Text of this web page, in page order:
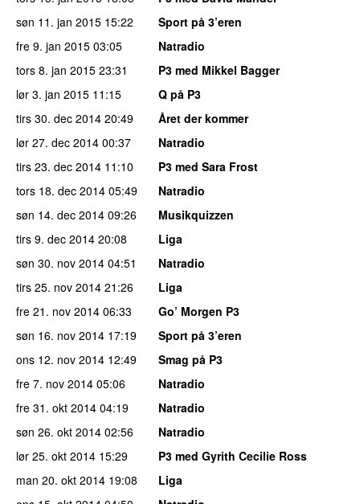
søn 11. jan 2015 15:22
Sport på 3’eren
fre 9. jan 2015 03:05
Natradio
tors 8. jan 2015 23:31
P3 med Mikkel Bagger
lør 3. jan 2015 11:15
Q på P3
tirs 30. dec 2014 20:49
Året der kommer
lør 27. dec 2014 00:37
Natradio
tirs 23. dec 2014 11:10
P3 med Sara Frost
tors 18. dec 2014 05:49
Natradio
søn 14. dec 2014 09:26
Musikquizzen
tirs 9. dec 2014 20:08
Liga
søn 30. nov 2014 04:51
Natradio
tirs 25. nov 2014 21:26
Liga
fre 21. nov 2014 06:33
Go’ Morgen P3
søn 16. nov 2014 17:19
Sport på 3’eren
ons 12. nov 2014 12:49
Smag på P3
fre 7. nov 2014 05:06
Natradio
fre 31. okt 2014 04:19
Natradio
søn 26. okt 2014 02:56
Natradio
lør 25. okt 2014 15:29
P3 med Gyrith Cecilie Ross
man 20. okt 2014 19:08
Liga